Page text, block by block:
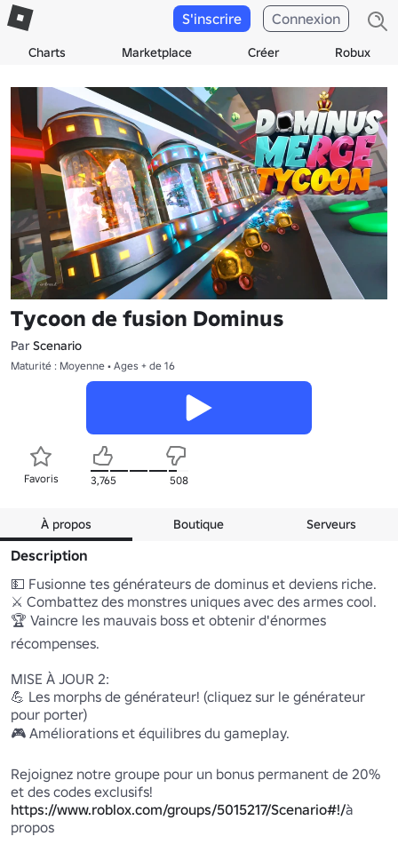
Charts Marketplace Créer Robux
S'inscrire Connexion
Tycoon de fusion Dominus
Par Scenario
Maturité : Moyenne • Ages + de 16
Favoris 3,765 508
À propos Boutique Serveurs
Description
💵 Fusionne tes générateurs de dominus et deviens riche.
⚔️ Combattez des monstres uniques avec des armes cool.
🏆 Vaincre les mauvais boss et obtenir d'énormes
récompenses.
MISE À JOUR 2:
💪 Les morphs de générateur! (cliquez sur le générateur
pour porter)
🎮 Améliorations et équilibres du gameplay.
Rejoignez notre groupe pour un bonus permanent de 20%
https://www.roblox.com/groups/5015217/Scenario#!/à
propos